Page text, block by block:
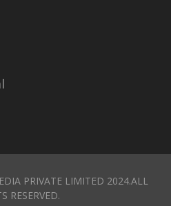
PRIVATE LIMITED 2024.ALL
RESERVED.